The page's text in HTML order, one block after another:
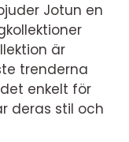
Jotun en
är
trenderna
enkelt för
deras stil och